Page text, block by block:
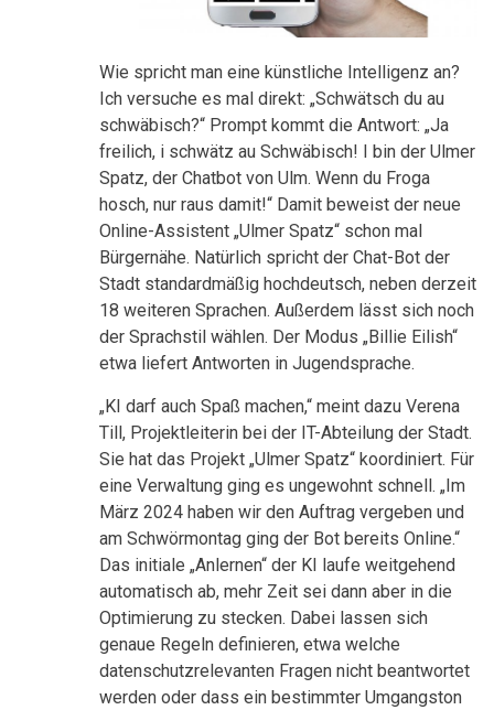
Wie spricht man eine künstliche Intelligenz an?
Ich versuche es mal direkt: „Schwätsch du au
schwäbisch?“ Prompt kommt die Antwort: „Ja
freilich, i schwätz au Schwäbisch! I bin der Ulmer
Spatz, der Chatbot von Ulm. Wenn du Froga
hosch, nur raus damit!“ Damit beweist der neue
Online-Assistent „Ulmer Spatz“ schon mal
Bürgernähe. Natürlich spricht der Chat-Bot der
Stadt standardmäßig hochdeutsch, neben derzeit
18 weiteren Sprachen. Außerdem lässt sich noch
der Sprachstil wählen. Der Modus „Billie Eilish“
etwa liefert Antworten in Jugendsprache.
„KI darf auch Spaß machen,“ meint dazu Verena
Till, Projektleiterin bei der IT-Abteilung der Stadt.
Sie hat das Projekt „Ulmer Spatz“ koordiniert. Für
eine Verwaltung ging es ungewohnt schnell. „Im
März 2024 haben wir den Auftrag vergeben und
am Schwörmontag ging der Bot bereits Online.“
Das initiale „Anlernen“ der KI laufe weitgehend
automatisch ab, mehr Zeit sei dann aber in die
Optimierung zu stecken. Dabei lassen sich
genaue Regeln definieren, etwa welche
datenschutzrelevanten Fragen nicht beantwortet
werden oder dass ein bestimmter Umgangston